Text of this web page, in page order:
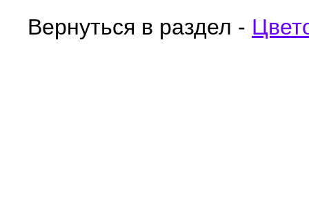
Вернуться в раздел -